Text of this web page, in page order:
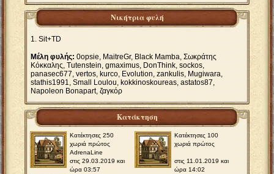
Νικήτρια φυλή
Sit+ΤD
Μέλη φυλής: 0opsie, MaitreGr, Βlack Mamba, Σωκράτης
Κόκκαλης, Tutenstein, gmaximus, DonThink, sockos,
panasec677, vertos, kurco, Evolution, zankulis, Mugiwara,
stathis1991, Small Loulou, kokkinoskoureas, astatos87,
Napoleon Bonapart, ζαγκόρ
Κατάκτηση
Κατέκτησες 250
χωριά πρώτος
AdrenaLine
στις 29.03.2019 και
ώρα 03:57
Κατέκτησες 100
χωριά πρώτος
στις 11.01.2019 και
ώρα 14:02